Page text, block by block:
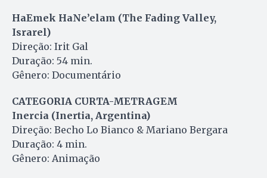
HaEmek HaNe’elam (The Fading Valley,
Israrel)
Direção: Irit Gal
Duração: 54 min.
Gênero: Documentário
CATEGORIA CURTA-METRAGEM
Inercia (Inertia, Argentina)
Direção: Becho Lo Bianco & Mariano Bergara
Duração: 4 min.
Gênero: Animação